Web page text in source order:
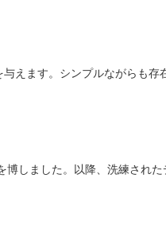
与えます。シンプルながらも存
博しました。以降、洗練され